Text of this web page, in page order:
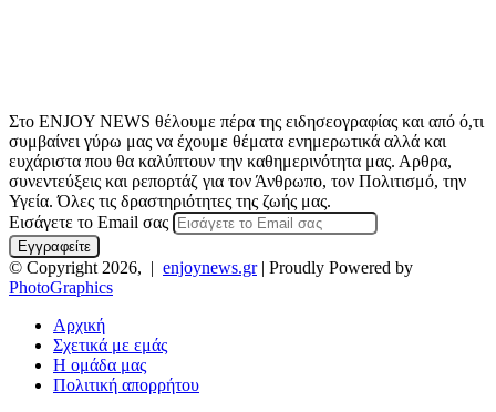
Στο ENJOY NEWS θέλουμε πέρα της ειδησεογραφίας και από ό,τι
συμβαίνει γύρω μας να έχουμε θέματα ενημερωτικά αλλά και
ευχάριστα που θα καλύπτουν την καθημερινότητα μας. Αρθρα,
συνεντεύξεις και ρεπορτάζ για τον Άνθρωπο, τον Πολιτισμό, την
Υγεία. Όλες τις δραστηριότητες της ζωής μας.
Εισάγετε το Email σας
© Copyright 2026, | enjoynews.gr| Proudly Powered by
PhotoGraphics
Αρχική
Σχετικά με εμάς
Η ομάδα μας
Πολιτική απορρήτου